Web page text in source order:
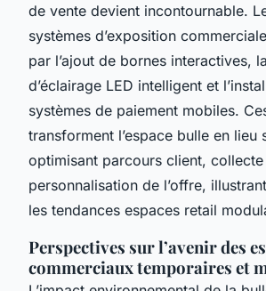
de vente devient incontournable.
systèmes d’exposition
par l’ajout de bornes interactives,
d’éclairage LED intelligent et
systèmes de paiement mobiles.
transforment l’espace bulle en lieu
optimisant parcours client,
personnalisation de l’offre,
les tendances espaces retail
Perspectives sur l’avenir des
commerciaux temporaires et